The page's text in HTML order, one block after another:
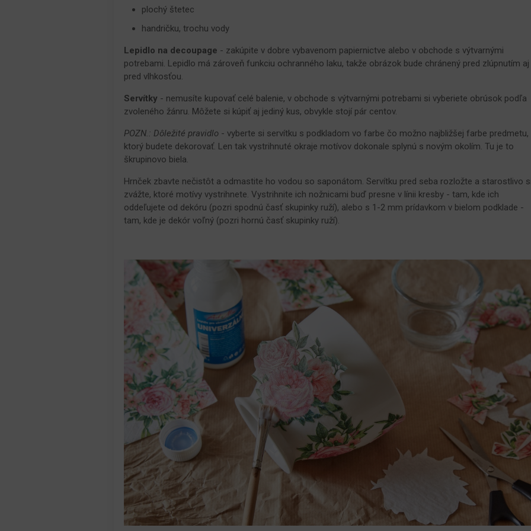
plochý štetec
handričku, trochu vody
Lepidlo na decoupage - zakúpite v dobre vybavenom papiernictve alebo v obchode s výtvarnými
potrebami. Lepidlo má zároveň funkciu ochranného laku, takže obrázok bude chránený pred zlúpnutím aj
pred vlhkosťou.
Servítky - nemusíte kupovať celé balenie, v obchode s výtvarnými potrebami si vyberiete obrúsok podľa
zvoleného žánru. Môžete si kúpiť aj jediný kus, obvykle stojí pár centov.
POZN.: Dôležité pravidlo - vyberte si servítku s podkladom vo farbe čo možno najbližšej farbe predmetu,
ktorý budete dekorovať. Len tak vystrihnuté okraje motívov dokonale splynú s novým okolím. Tu je to
škrupinovo biela.
Hrnček zbavte nečistôt a odmastite ho vodou so saponátom. Servítku pred seba rozložte a starostlivo
zvážte, ktoré motívy vystrihnete. Vystrihnite ich nožnicami buď presne v línii kresby - tam, kde ich
oddeľujete od dekóru (pozri spodnú časť skupinky ruží), alebo s 1-2 mm prídavkom v bielom podklade -
tam, kde je dekór voľný (pozri hornú časť skupinky ruží).